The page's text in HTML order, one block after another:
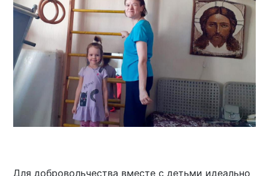
Для добровольчества вместе с детьми идеально